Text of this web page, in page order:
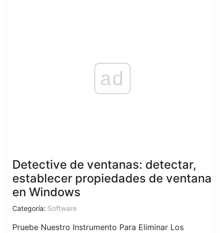
ad
Detective de ventanas: detectar,
establecer propiedades de ventana
en Windows
Categoría: Software
Pruebe Nuestro Instrumento Para Eliminar Los